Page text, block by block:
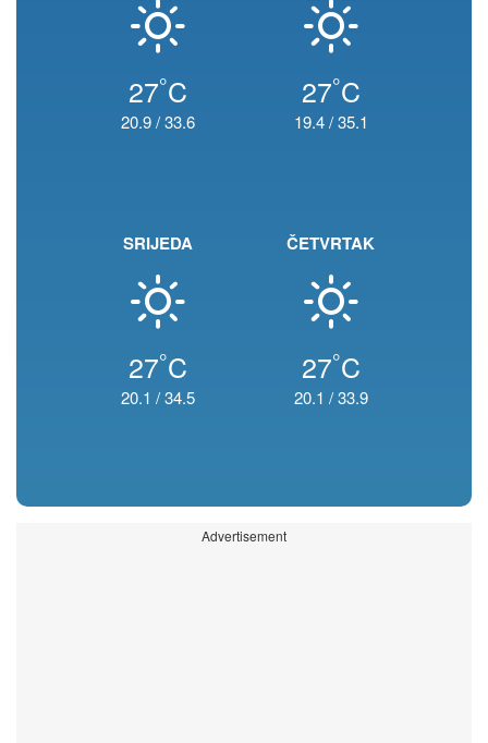
27°C
20.9/33.6
27°C
19.4/35.1
SRIJEDA
27°C
20.1 /34.5
ČETVRTAK
27°C
20.1 /33.9
Advertisement